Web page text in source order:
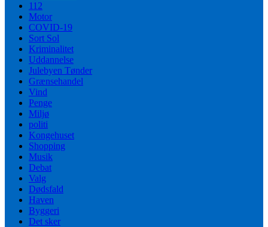
112
Motor
COVID-19
Sort Sol
Kriminalitet
Uddannelse
Julebyen Tønder
Grænsehandel
Vind
Penge
Miljø
politi
Kongehuset
Shopping
Musik
Debat
Valg
Dødsfald
Haven
Byggeri
Det sker